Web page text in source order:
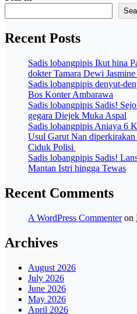
Recent Posts
Sadis lobangpipis Ikut hina
dokter Tamara Dewi Jasmine
Sadis lobangpipis denyut-
Bos Konter Ambarawa
Sadis lobangpipis Sadis!
gegara Diejek Muka Aspal
Sadis lobangpipis Aniaya 6
Usul Garut Nan
Ciduk Polisi
Sadis lobangpipis Sadis!
Mantan Istri hingga Tewas
Recent Comments
A WordPress Commenteron
Archives
August 2026
July 2026
June 2026
May 2026
April 2026